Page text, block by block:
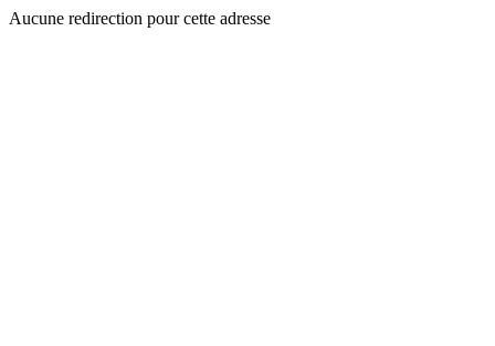
Aucune redirection pour cette adresse